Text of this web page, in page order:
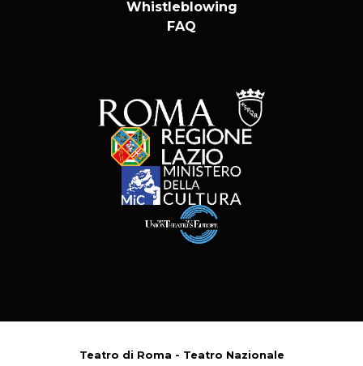
Whistleblowing
FAQ
Teatro di Roma - Teatro Nazionale